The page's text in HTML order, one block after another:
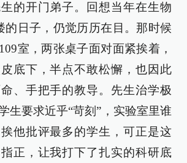
的开门弟子。回想当年在生物
的日子，仍觉历历在目。那时候
室，两张桌子面对面紧挨着，
底下，半点不敢松懈，也因此
、手把手的教导。先生治学极
生要求近乎“苛刻”，实验室里谁
他批评最多的学生，可正是这
正，让我打下了扎实的科研底